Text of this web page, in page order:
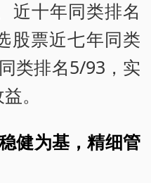
近十年同类排名
股票近七年同类
类排名5/93，实
。
健为基，精细管